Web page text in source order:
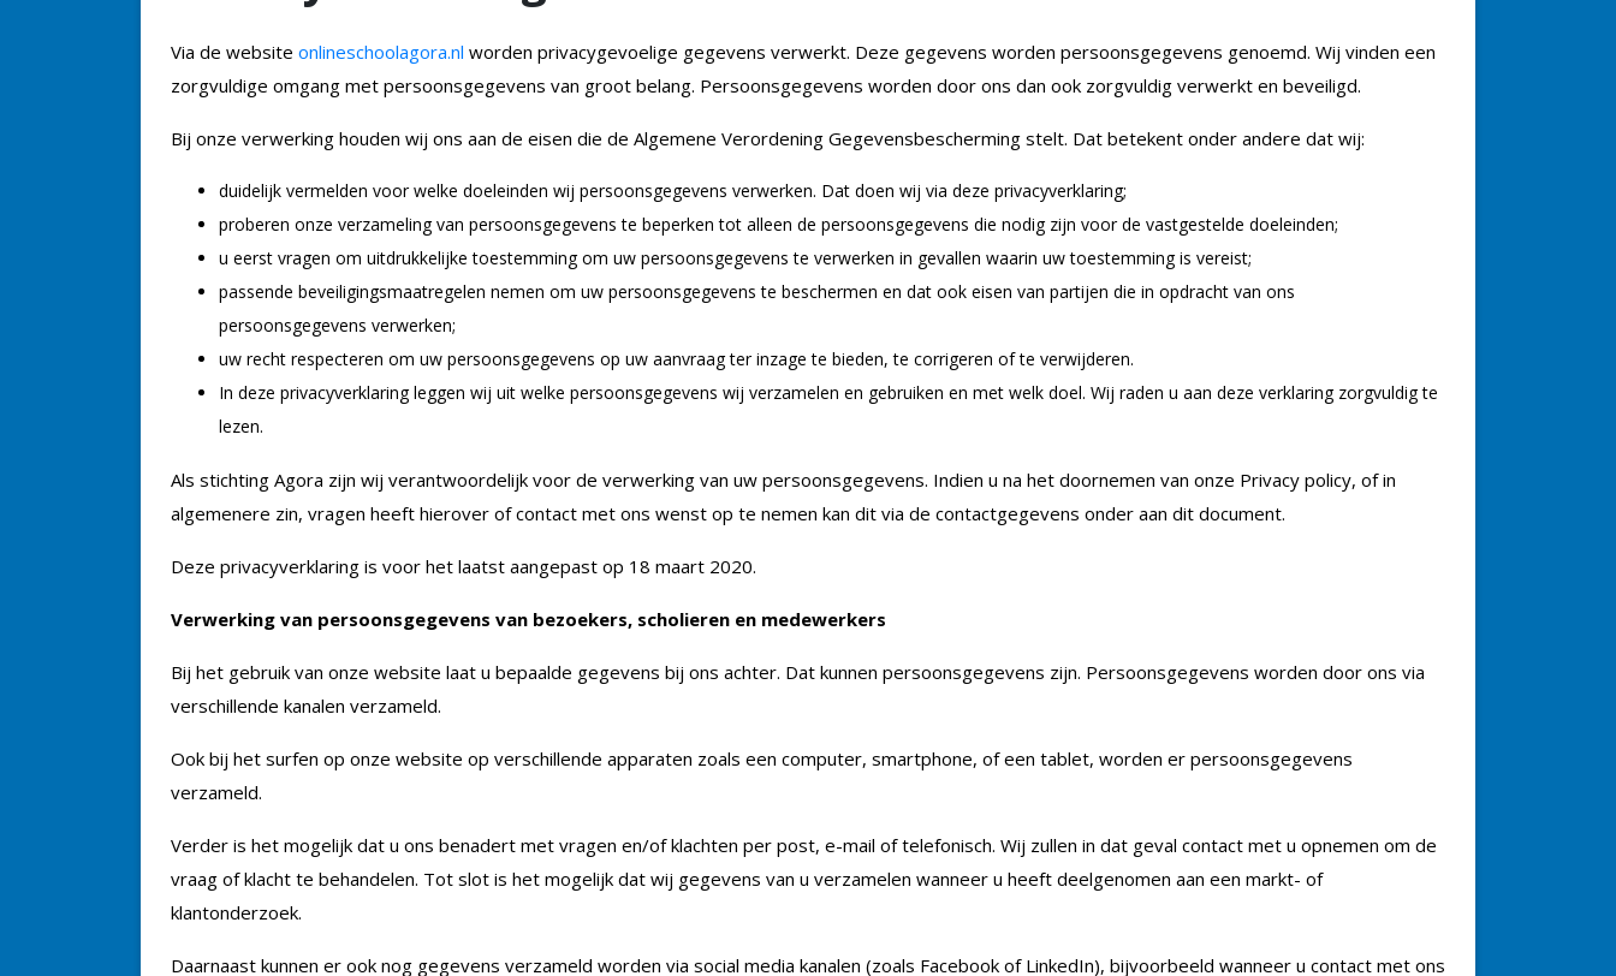
Via de website onlineschoolagora.nl worden privacygevoelige gegevens verwerkt. Deze gegevens worden persoonsgegevens genoemd. Wij vinden een
zorgvuldige omgang met persoonsgegevens van groot belang. Persoonsgegevens worden door ons dan ook zorgvuldig verwerkt en beveiligd.
Bij onze verwerking houden wij ons aan de eisen die de Algemene Verordening Gegevensbescherming stelt. Dat betekent onder andere dat wij:
duidelijk vermelden voor welke doeleinden wij persoonsgegevens verwerken. Dat doen wij via deze privacyverklaring;
proberen onze verzameling van persoonsgegevens te beperken tot alleen de persoonsgegevens die nodig zijn voor de vastgestelde doeleinden;
u eerst vragen om uitdrukkelijke toestemming om uw persoonsgegevens te verwerken in gevallen waarin uw toestemming is vereist;
passende beveiligingsmaatregelen nemen om uw persoonsgegevens te beschermen en dat ook eisen van partijen die in opdracht van ons
persoonsgegevens verwerken;
uw recht respecteren om uw persoonsgegevens op uw aanvraag ter inzage te bieden, te corrigeren of te verwijderen.
In deze privacyverklaring leggen wij uit welke persoonsgegevens wij verzamelen en gebruiken en met welk doel. Wij raden u aan deze verklaring zorgvuldig te
lezen.
Als stichting Agora zijn wij verantwoordelijk voor de verwerking van uw persoonsgegevens. Indien u na het doornemen van onze Privacy policy, of in
algemenere zin, vragen heeft hierover of contact met ons wenst op te nemen kan dit via de contactgegevens onder aan dit document.
Deze privacyverklaring is voor het laatst aangepast op 18 maart 2020.
Verwerking van persoonsgegevens van bezoekers, scholieren en medewerkers
Bij het gebruik van onze website laat u bepaalde gegevens bij ons achter. Dat kunnen persoonsgegevens zijn. Persoonsgegevens worden door ons via
verschillende kanalen verzameld.
Ook bij het surfen op onze website op verschillende apparaten zoals een computer, smartphone, of een tablet, worden er persoonsgegevens
verzameld.
Verder is het mogelijk dat u ons benadert met vragen en/of klachten per post, e-mail of telefonisch. Wij zullen in dat geval contact met u opnemen om de
vraag of klacht te behandelen. Tot slot is het mogelijk dat wij gegevens van u verzamelen wanneer u heeft deelgenomen aan een markt- of
klantonderzoek.
Daarnaast kunnen er ook nog gegevens verzameld worden via social media kanalen (zoals Facebook of LinkedIn), bijvoorbeeld wanneer u contact met ons